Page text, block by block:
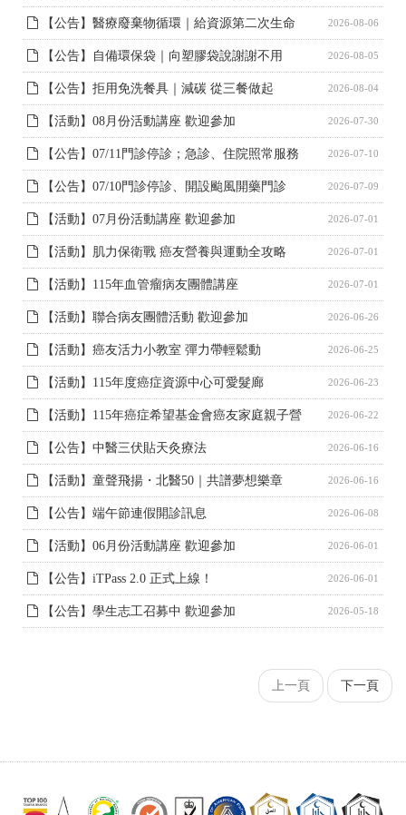
【公告】醫療廢棄物循環｜給資源第二次生命 2026-08-06
【公告】自備環保袋｜向塑膠袋說謝謝不用 2026-08-05
【公告】拒用免洗餐具｜減碳 從三餐做起 2026-08-04
【活動】08月份活動講座 歡迎參加 2026-07-30
【公告】07/11門診停診；急診、住院照常服務 2026-07-10
【公告】07/10門診停診、開設颱風開藥門診 2026-07-09
【活動】07月份活動講座 歡迎參加 2026-07-01
【活動】肌力保衛戰 癌友營養與運動全攻略 2026-07-01
【活動】115年血管瘤病友團體講座 2026-07-01
【活動】聯合病友團體活動 歡迎參加 2026-06-26
【活動】癌友活力小教室 彈力帶輕鬆動 2026-06-25
【活動】115年度癌症資源中心可愛髮廊 2026-06-23
【活動】115年癌症希望基金會癌友家庭親子營 2026-06-22
【公告】中醫三伏貼天灸療法 2026-06-16
【活動】童聲飛揚・北醫50｜共譜夢想樂章 2026-06-16
【公告】端午節連假開診訊息 2026-06-08
【活動】06月份活動講座 歡迎參加 2026-06-01
【公告】iTPass 2.0 正式上線！ 2026-06-01
【公告】學生志工召募中 歡迎參加 2026-05-18
上一頁 下一頁